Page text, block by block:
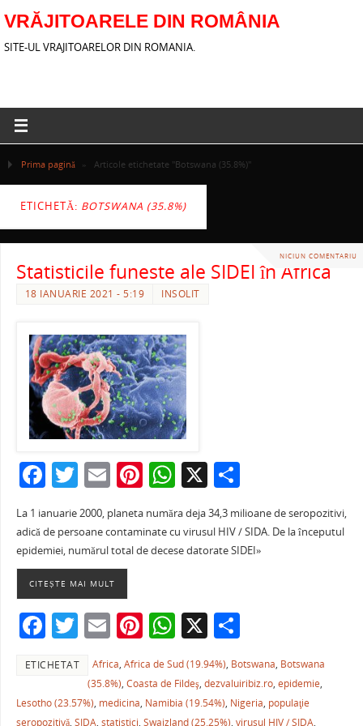
VRĂJITOARELE DIN ROMÂNIA
SITE-UL VRAJITOARELOR DIN ROMANIA.
Prima pagină » Articole etichetate "Botswana (35.8%)"
ETICHETĂ: BOTSWANA (35.8%)
NICIUN COMENTARIU
Statisticile funeste ale SIDEI în Africa
18 IANUARIE 2021 - 5:19 INSOLIT
F
c
e
b
o
o
k
T
w
itt
er
E
m
ai
l
Pi
er
e
W
h
at
s
p
p
X P
ar
ta
je
ză
La 1 ianuarie 2000, planeta număra deja 34,3 milioane de seropozitivi,
adică de persoane contaminate cu virusul HIV / SIDA. De la începutul
epidemiei, numărul total de decese datorate SIDEI»
CITEȘTE MAI MULT
F
c
e
T
w
itt
er
E
m
ai
l
Pi
nt
er
e
W
h
at
s
X P
ta
je
ETICHETAT Africa,Africa de Sud (19.94%), Botswana, Botswana
(35.8%),Coasta de Fildeş,dezvaluiribiz.ro,epidemie,
Lesotho (23.57%), medicina, Namibia (19.54%), Nigeria, populaţie
seropozitivă, SIDA, statistici, Swaizland (25.25%), virusul HIV / SIDA,